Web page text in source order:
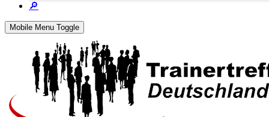
🔎
Mobile Menu Toggle